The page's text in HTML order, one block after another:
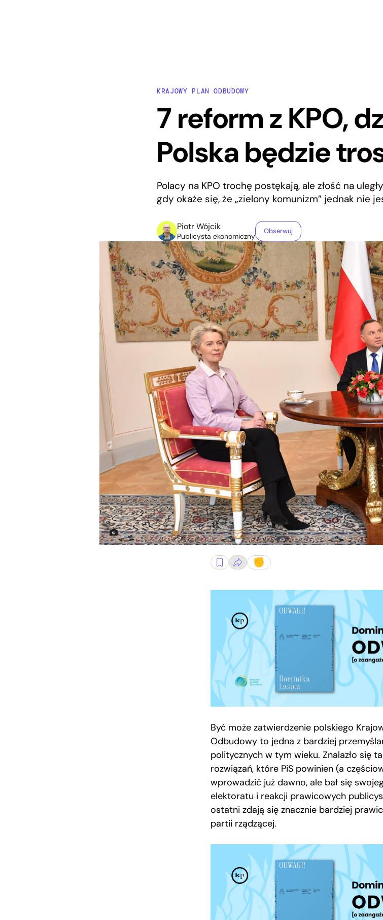
KRAJOWY PLAN ODBUDOWY
7 reform z KPO,
Polska będzie
Polacy na KPO trochę postękają, ale złość na
gdy okaże się, że „zielony komunizm” jednak nie
Piotr Wójcik
Publicysta ekonomiczny
Obserwuj
Przewodnicząca Komisji Europejskiej Ursula von der Leyen zatwierdza
Być może zatwierdzenie polskiego
Odbudowy to jedna z bardziej
politycznych w tym wieku. Znalazło się
rozwiązań, które PiS powinien (a
wprowadzić już dawno, ale bał się
elektoratu i reakcji prawicowych
ostatni zdają się znacznie bardziej
partii rządzącej.